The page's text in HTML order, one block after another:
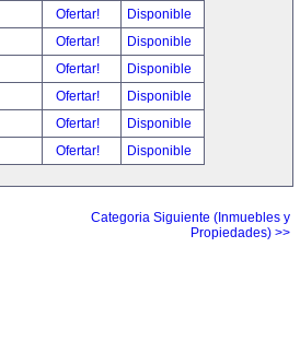
Ofertar!
Disponible
Ofertar!
Disponible
Ofertar!
Disponible
Ofertar!
Disponible
Ofertar!
Disponible
Ofertar! Disponible
Categoria Siguiente (Inmuebles y
Propiedades) >>